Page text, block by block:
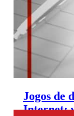
Jogos de
Internet;